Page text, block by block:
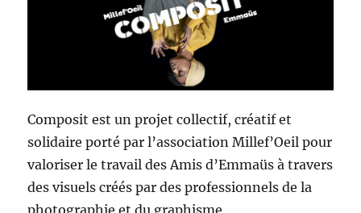
Composit est un projet collectif, créatif et
solidaire porté par l’association Millef’Oeil pour
valoriser le travail des Amis d’Emmaüs à travers
des visuels créés par des professionnels de la